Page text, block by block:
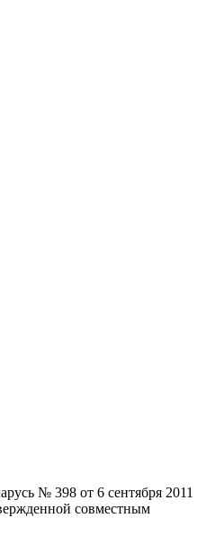
№ 398 от 6 сентября 2011
совместным